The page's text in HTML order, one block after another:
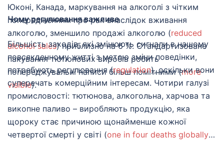
Юконі, Канада, маркування на алкоголі з чітким
попередженням про рак внаслідок вживання
алкоголю, зменшило продажі алкоголю (reduced
alcohol sales) приблизно на 6 %. Стандартизоване
пакування тютюнових виробів робить
попереджувальні написи більш помітними (more
visible).
Чому регулювання важливе
Більшість заходів, які змінюють сигнали в нашому
повсякденному житті з метою зміни поведінки,
потребують регулювання (regulation), оскільки вони
суперечать комерційним інтересам. Чотири галузі
промисловості: тютюнова, алкогольна, харчова та
викопне паливо – виробляють продукцію, яка
щороку стає причиною щонайменше кожної
четвертої смерті у світі (one in four deaths globally)